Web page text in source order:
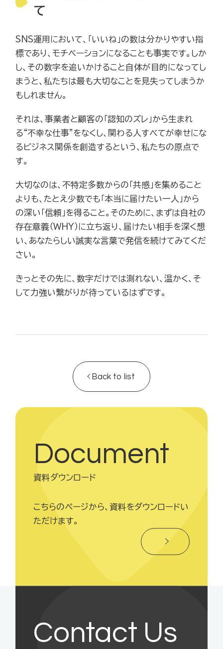
て
SNS運用において、「いいね」の数は分かりやすい指
標であり、モチベーションになることも事実です。しか
し、その数字を追いかけること自体が目的になってし
まうと、私たちは最も大切なことを見失ってしまうか
もしれません。
それは、事業者と顧客の「認知のズレ」から生まれ
る“不幸な仕事”をなくし、関わる人すべてが幸せにな
るビジネス関係を創造するという、私たちの原点で
す。
大切なのは、不特定多数からの「共感」を集めること
よりも、たとえ少数でも「本当に届けたい一人」から
の深い「信頼」を得ること。そのために、まずは自社の
存在意義（WHY）に立ち返り、届けたい相手を深く想
い、あなたらしい誠実な言葉で発信を続けてみてくだ
さい。
きっとその先に、数字だけでは測れない、温かく、そ
して力強い繋がりが待っているはずです。
Back to list
Document
資料ダウンロード
こちらのページから、資料をダウンロードい
ただけます。
Contact Us